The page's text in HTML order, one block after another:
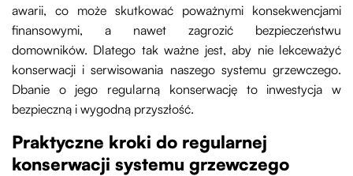
awarii, co może skutkować poważnymi konsekwencjami
finansowymi, a nawet zagrozić bezpieczeństwu
domowników. Dlatego tak ważne jest, aby nie lekceważyć
konserwacji i serwisowania naszego systemu grzewczego.
Dbanie o jego regularną konserwację to inwestycja w
bezpieczną i wygodną przyszłość.
Praktyczne kroki do regularnej
konserwacji systemu grzewczego